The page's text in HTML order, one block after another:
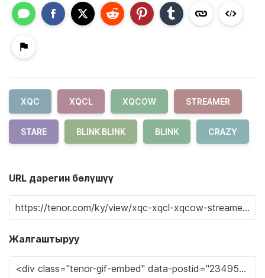
XQC XQCL XQCOW STREAMER
STARE BLINK BLINK BLINK CRAZY
URL дарегин бөлүшүү
Жалгаштыруу